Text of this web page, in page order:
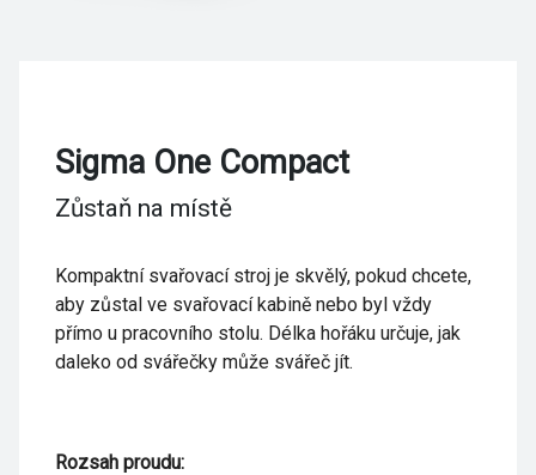
Sigma One Compact
Zůstaň na místě
Kompaktní svařovací stroj je skvělý, pokud chcete,
aby zůstal ve svařovací kabině nebo byl vždy
přímo u pracovního stolu. Délka hořáku určuje, jak
daleko od svářečky může svářeč jít.
Rozsah proudu: